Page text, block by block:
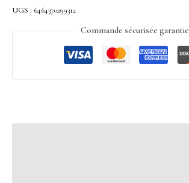
UGS : 6464370299312
Commande sécurisée garantie